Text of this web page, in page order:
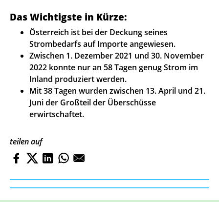
Das Wichtigste in Kürze:
Österreich ist bei der Deckung seines
Strombedarfs auf Importe angewiesen.
Zwischen 1. Dezember 2021 und 30. November
2022 konnte nur an 58 Tagen genug Strom im
Inland produziert werden.
Mit 38 Tagen wurden zwischen 13. April und 21.
Juni der Großteil der Überschüsse
erwirtschaftet.
teilen auf